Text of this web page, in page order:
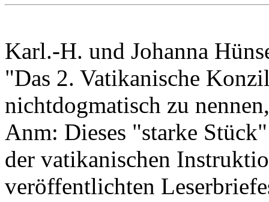
Karl.-H. und Johanna
"Das 2. Vatikanische
nichtdogmatisch zu
Anm: Dieses "starke
der vatikanischen
veröffentlichten